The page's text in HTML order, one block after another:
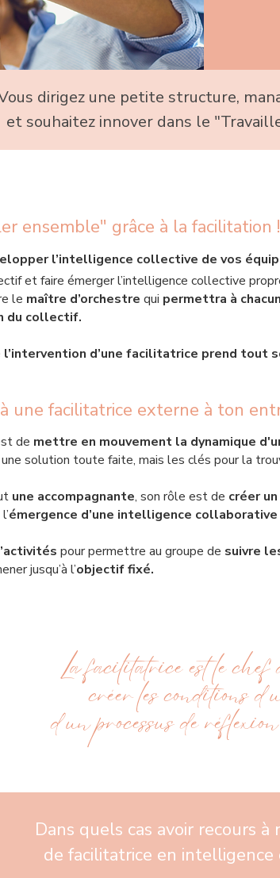
dirigez une petite structure,
et souhaitez innover dans le
ensemble" grâce à la facilitation !
l’intelligence collective de vos
et faire émerger l’intelligence collective
le maître d’orchestre qui permettra à
du collectif.
l’intervention d’une facilitatrice prend tout
une facilitatrice externe à ton
de mettre en mouvement la dynamique
une solution toute faite, mais les clés pour la
une accompagnante, son rôle est de créer
émergence d’une intelligence collaborative
pour permettre au groupe de suivre
jusqu’à l’objectif fixé.
La facilitatrice est le
créer les conditions
d’un processus de
Dans quels cas avoir recours à
de facilitatrice en intelligence